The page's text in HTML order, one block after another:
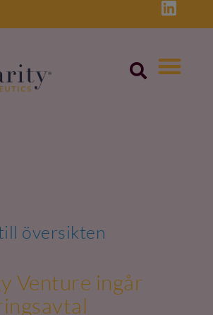
översikten
Venture ingår